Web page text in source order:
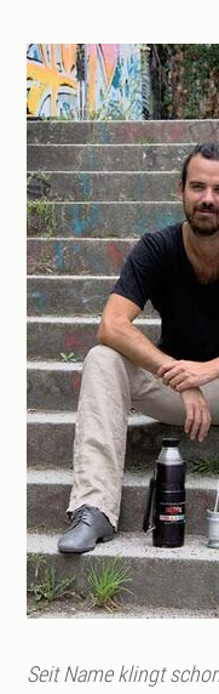
Seit Name klingt